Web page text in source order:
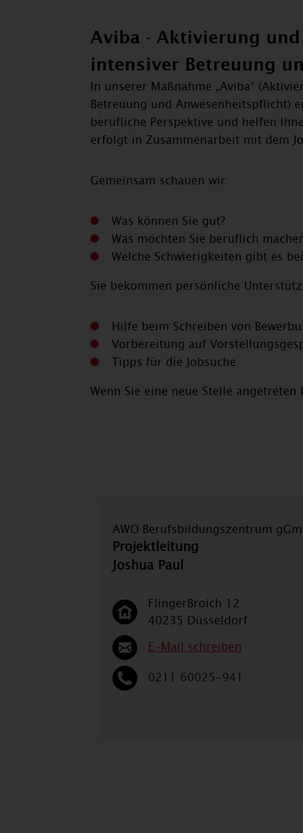
Aviba - Aktivierung
intensiver Betreuung
In unserer Maßnahme „Aviba“
Betreuung und Anwesenheitspflicht)
berufliche Perspektive und helfen
erfolgt in Zusammenarbeit mit dem
Gemeinsam schauen wir:
Was können Sie gut?
Was möchten Sie beruflich
Welche Schwierigkeiten gibt es
Sie bekommen persönliche
Hilfe beim Schreiben von
Vorbereitung auf
Tipps für die Jobsuche
Wenn Sie eine neue Stelle
AWO Berufsbildungszentrum
Projektleitung
Joshua Paul
FlingerBroich 12
40235 Düsseldorf
E-Mail schreiben
0211 60025-941